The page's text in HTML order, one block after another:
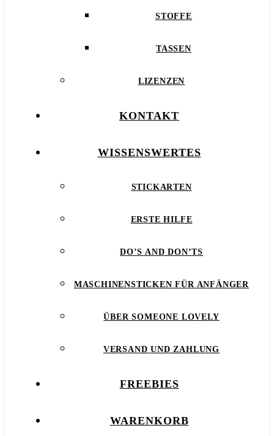
STOFFE
TASSEN
LIZENZEN
KONTAKT
WISSENSWERTES
STICKARTEN
ERSTE HILFE
DO’S AND DON’TS
MASCHINENSTICKEN FÜR ANFÄNGER
ÜBER SOMEONE LOVELY
VERSAND UND ZAHLUNG
FREEBIES
WARENKORB